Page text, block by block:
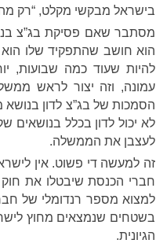
בישראל מבקשי מקלט, “רק
מסתבר שאם פסיקת בג”צ
הוא חושב שהתפקיד שלו
להיות שעוד כמה שבועות,
עמונה, וזה יצור לראש
הסמכות של בג”צ לדון
לא יכול לדון בכלל בנושאים
לעצבן את הממשלה.
חברי הכנסת שיבטלו את חוק
למצוא מספר רנדומלי של
בשטחים שנמצאים מחוץ
הגיונית.